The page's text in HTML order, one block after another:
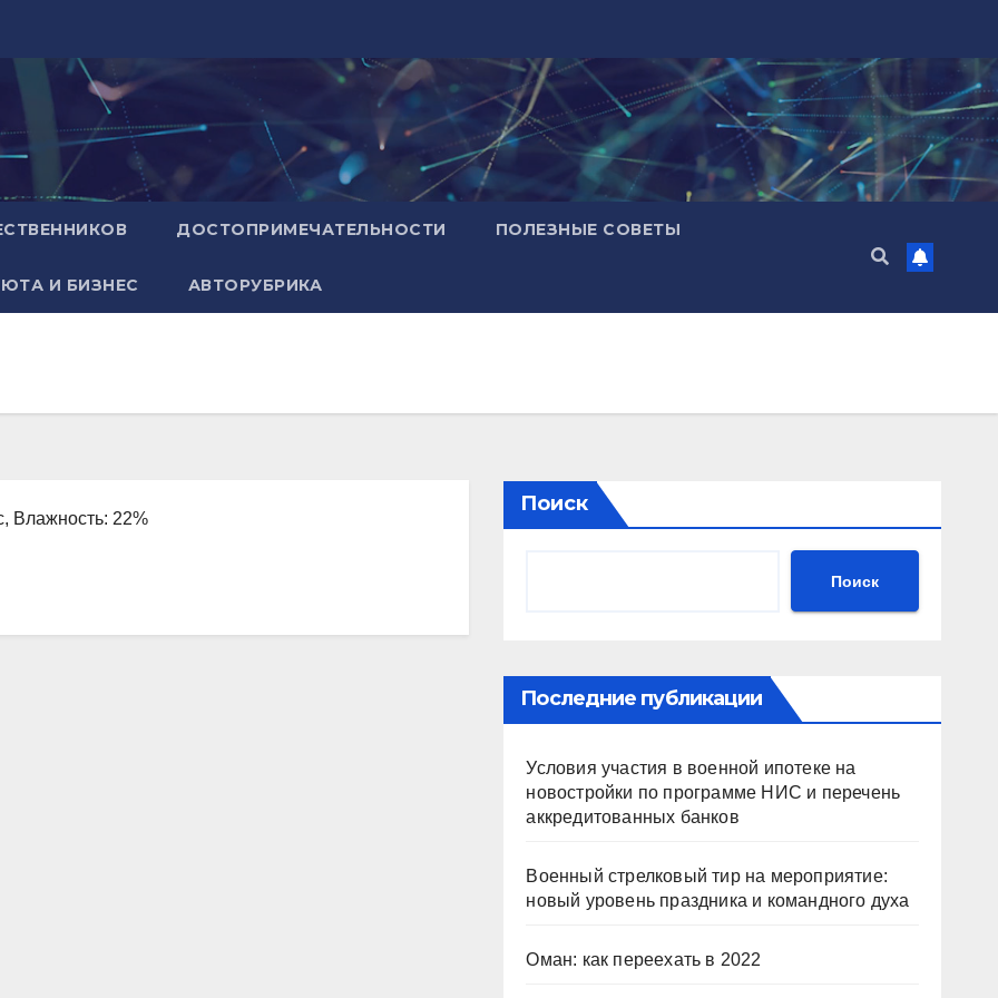
ДОСТОПРИМЕЧАТЕЛЬНОСТИ ПОЛЕЗНЫЕ СОВЕТЫ
И БИЗНЕС АВТОРУБРИКА
Влажность: 22%
Поиск
Поиск
Последние публикации
Условия участия в военной ипотеке на
новостройки по программе НИС и перечень
аккредитованных банков
Военный стрелковый тир на мероприятие:
новый уровень праздника и командного духа
Оман: как переехать в 2022